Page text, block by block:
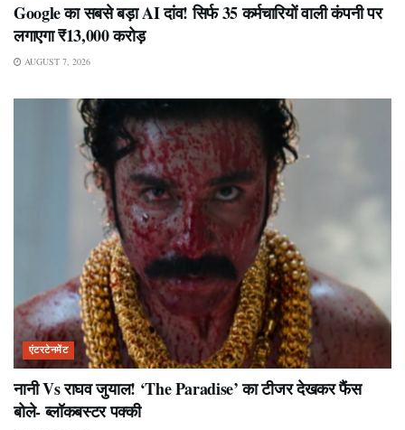
Google का सबसे बड़ा AI दांव! सिर्फ 35 कर्मचारियों वाली कंपनी पर
लगाएगा ₹13,000 करोड़
AUGUST 7, 2026
एंटरटेनमेंट
नानी Vs राघव जुयाल! ‘The Paradise’ का टीजर देखकर फैंस
बोले- ब्लॉकबस्टर पक्की